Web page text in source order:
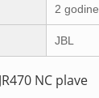
2 godine
JBL
NC plave